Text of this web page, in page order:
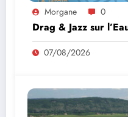
Morgane 0
Drag & Jazz sur
07/08/2026